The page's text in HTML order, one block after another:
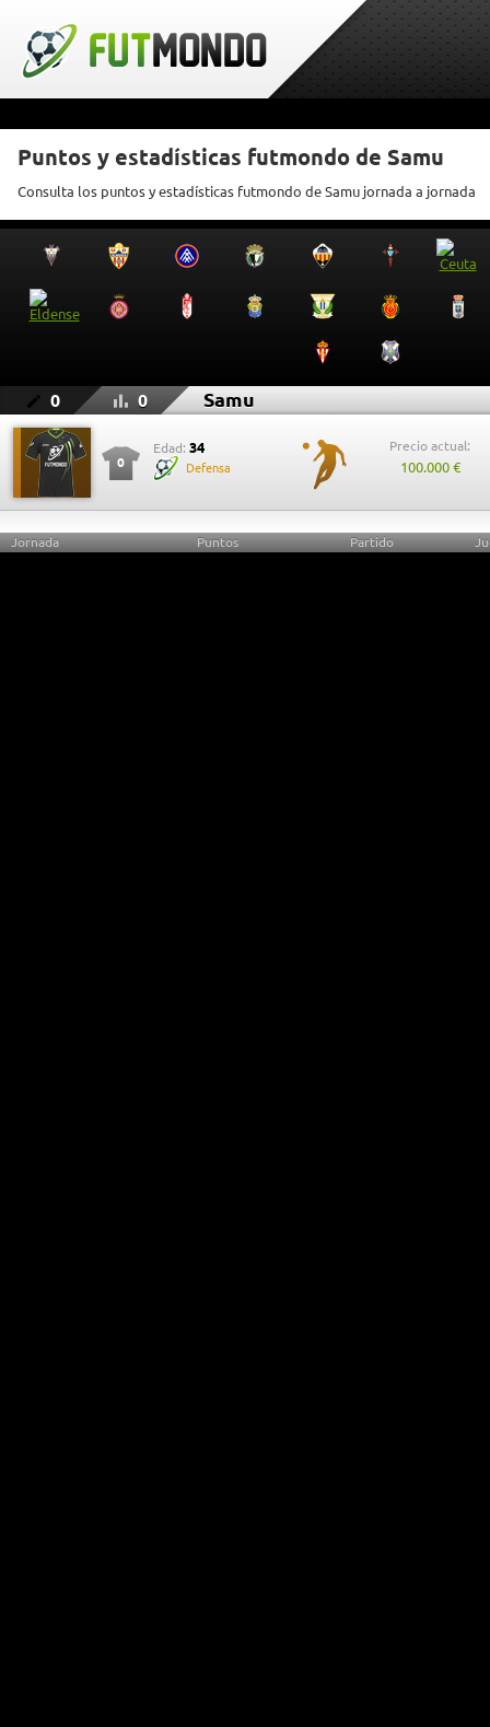
Puntos y estadísticas futmondo de Samu
Consulta los puntos y estadísticas futmondo de Samu jornada a jornada
0 0 Samu
0
Edad: 34
Defensa
Precio actual:
100.000 €
Jornada Puntos Partido